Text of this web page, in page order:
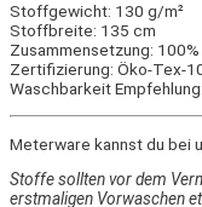
Stoffgewicht: 130 g/m²
Stoffbreite: 135 cm
Zusammensetzung:
Zertifizierung: Öko-Tex-
Waschbarkeit
Meterware kannst du bei
Stoffe sollten vor dem
erstmaligen Vorwaschen